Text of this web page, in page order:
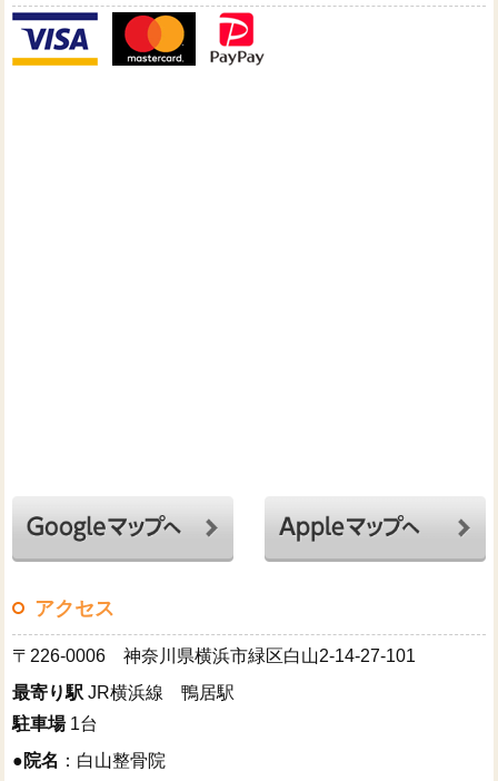
アクセス
〒226-0006 神奈川県横浜市緑区白山2-14-27-101
最寄り駅 JR横浜線 鴨居駅
駐車場1台
●院名 ：白山整骨院